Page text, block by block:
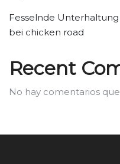
Fesselnde
bei chicken road
Recent
No hay comentarios